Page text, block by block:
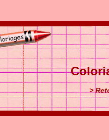
>